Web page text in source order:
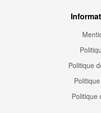
Politique
Politique